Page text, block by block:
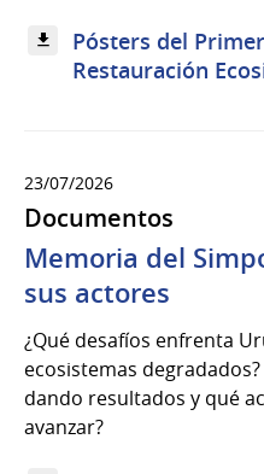
Pósters del
Restauración
23/07/2026
Documentos
Memoria del
sus actores
¿Qué desafíos enfrenta
ecosistemas
dando resultados y qué
avanzar?